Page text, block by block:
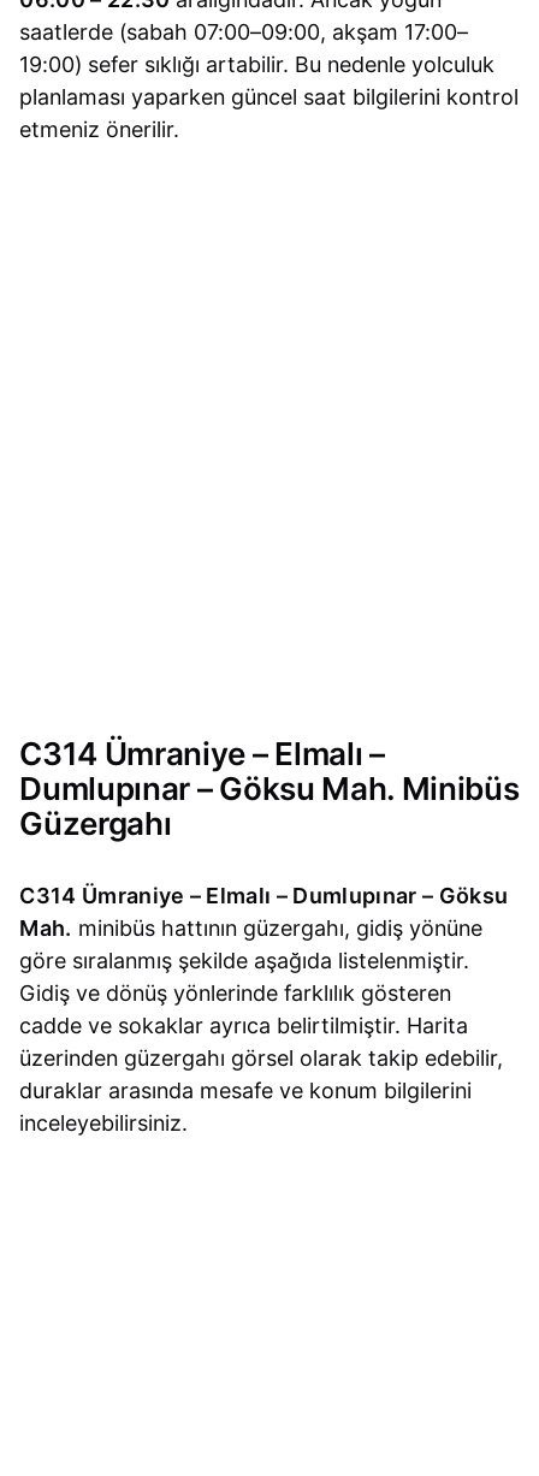
saatlerde (sabah 07:00–09:00, akşam 17:00–
19:00) sefer sıklığı artabilir. Bu nedenle yolculuk
planlaması yaparken güncel saat bilgilerini kontrol
etmeniz önerilir.
C314 Ümraniye – Elmalı –
Dumlupınar – Göksu Mah. Minibüs
Güzergahı
C314 Ümraniye – Elmalı – Dumlupınar – Göksu
Mah. minibüs hattının güzergahı, gidiş yönüne
göre sıralanmış şekilde aşağıda listelenmiştir.
Gidiş ve dönüş yönlerinde farklılık gösteren
cadde ve sokaklar ayrıca belirtilmiştir. Harita
üzerinden güzergahı görsel olarak takip edebilir,
duraklar arasında mesafe ve konum bilgilerini
inceleyebilirsiniz.